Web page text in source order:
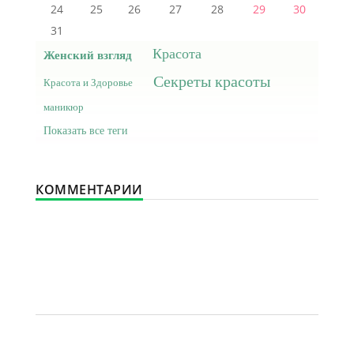
24
25 26 27 28 29
30
31
Женский взгляд Красота
Красота и Здоровье Секреты красоты
маникюр
Показать все теги
КОММЕНТАРИИ